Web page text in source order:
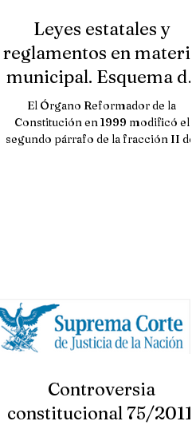
Leyes estatales y
reglamentos en materia
municipal. Esquema de
atribuciones
constitucionales que der
El Órgano Reformador de la
Constitución en 1999 modificó el
segundo párrafo de la fracción II del
Controversia
constitucional 75/2011,